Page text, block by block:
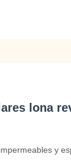
lona
y